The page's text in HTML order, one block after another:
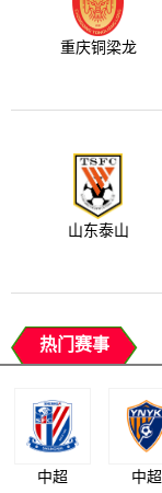
重庆铜梁龙
山东泰山
热门赛事
中超 中超